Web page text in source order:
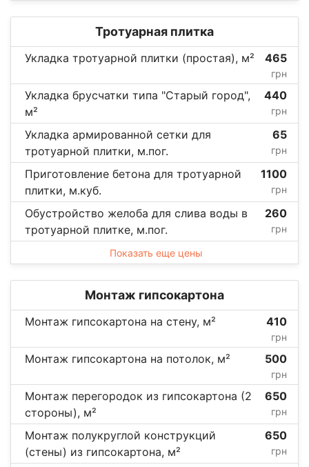
Тротуарная плитка
Укладка тротуарной плитки (простая), м² 465
грн
Укладка брусчатки типа "Старый город",
м²
440
грн
Укладка армированной сетки для
тротуарной плитки, м.пог.
65
грн
Приготовление бетона для тротуарной
плитки, м.куб.
1100
грн
Обустройство желоба для слива воды в
тротуарной плитке, м.пог.
260
грн
Показать еще цены
Монтаж гипсокартона
Монтаж гипсокартона на стену, м² 410
грн
Монтаж гипсокартона на потолок, м² 500
грн
Монтаж перегородок из гипсокартона (2
стороны), м²
650
грн
Монтаж полукруглой конструкций
(стены) из гипсокартона, м²
650
грн